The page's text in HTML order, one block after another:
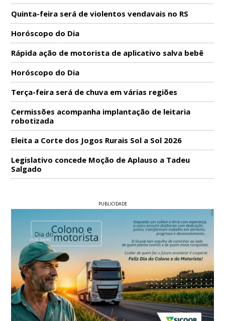
Quinta-feira será de violentos vendavais no RS
Horóscopo do Dia
Rápida ação de motorista de aplicativo salva bebê
Horóscopo do Dia
Terça-feira será de chuva em várias regiões
Cermissões acompanha implantação de leitaria
robotizada
Eleita a Corte dos Jogos Rurais Sol a Sol 2026
Legislativo concede Moção de Aplauso a Tadeu
Salgado
PUBLICIDADE